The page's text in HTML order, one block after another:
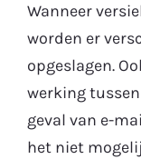
Wanneer
worden er
opgeslagen.
werking
geval van e-
het niet